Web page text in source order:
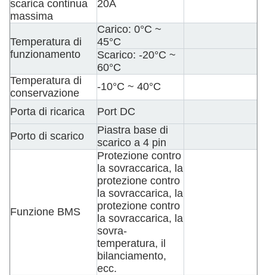
scarica continua
massima
20A
Temperatura di
funzionamento
Carico: 0°C ~
45°C
Scarico: -20°C ~
60°C
Temperatura di
conservazione
-10°C ~ 40°C
Porta di ricarica Port DC
Porto di scarico
Piastra base di
scarico a 4 pin
Funzione BMS
Protezione contro
la sovraccarica, la
protezione contro
la sovraccarica, la
protezione contro
la sovraccarica, la
sovra-
temperatura, il
bilanciamento,
ecc.